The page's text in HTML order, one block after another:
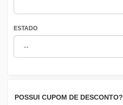
ESTADO
POSSUI CUPOM DE DESCONTO?